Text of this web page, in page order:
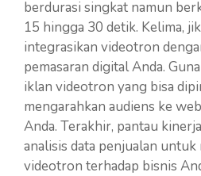
berdurasi singkat namun
15 hingga 30 detik. Kelima,
integrasikan videotron
pemasaran digital Anda.
iklan videotron yang bisa
mengarahkan audiens ke
Anda. Terakhir, pantau
analisis data penjualan untuk
videotron terhadap bisnis